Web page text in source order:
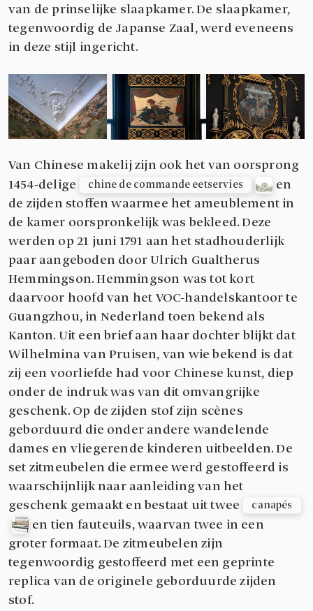
van de prinselijke slaapkamer. De slaapkamer,
tegenwoordig de Japanse Zaal, werd eveneens
in deze stijl ingericht.
Van Chinese makelij zijn ook het van oorsprong
1454-delige
chine de commande eetservies
en
de zijden stoffen waarmee het ameublement in
de kamer oorspronkelijk was bekleed. Deze
werden op 21 juni 1791 aan het stadhouderlijk
paar aangeboden door Ulrich Gualtherus
Hemmingson. Hemmingson was tot kort
daarvoor hoofd van het VOC-handelskantoor te
Guangzhou, in Nederland toen bekend als
Kanton. Uit een brief aan haar dochter blijkt dat
Wilhelmina van Pruisen, van wie bekend is dat
zij een voorliefde had voor Chinese kunst, diep
onder de indruk was van dit omvangrijke
geschenk. Op de zijden stof zijn scènes
geborduurd die onder andere wandelende
dames en vliegerende kinderen uitbeelden. De
set zitmeubelen die ermee werd gestoffeerd is
waarschijnlijk naar aanleiding van het
geschenk gemaakt en bestaat uit twee
canapés
en tien fauteuils, waarvan twee in een
groter formaat. De zitmeubelen zijn
tegenwoordig gestoffeerd met een geprinte
replica van de originele geborduurde zijden
stof.